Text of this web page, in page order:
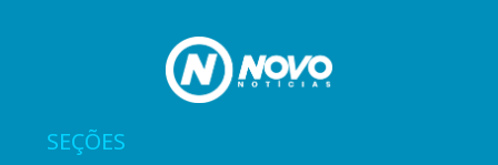
SEÇÕES